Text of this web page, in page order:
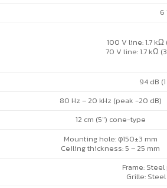
6
100 V line: 1.7 kΩ
70 V line: 1.7 kΩ
94 dB
80 Hz – 20 kHz (peak -20 dB)
12 cm (5″) cone-type
Mounting hole: φ150±3 mm
Ceiling thickness: 5 – 25 mm
Frame:
Grille: